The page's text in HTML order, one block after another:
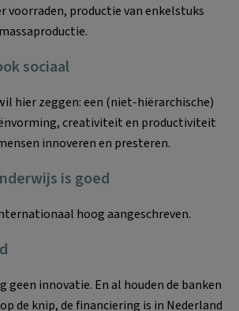
productie van enkelstuks
sociaal
hier zeggen: een (niet-hiërarchische)
creativiteit en productiviteit
innoveren en presteren.
is goed
hoog aangeschreven.
geen innovatie. En al houden de banken
de knip, de financiering is in Nederland